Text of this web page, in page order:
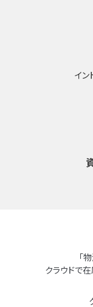
イン
「
クラウドで